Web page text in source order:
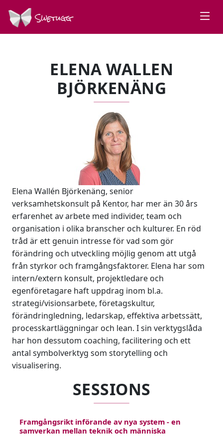
Swetugg
ELENA WALLEN
BJÖRKENÄNG
Elena Wallén Björkenäng, senior
verksamhetskonsult på Kentor, har mer än 30 års
erfarenhet av arbete med individer, team och
organisation i olika branscher och kulturer. En röd
tråd är ett genuin intresse för vad som gör
förändring och utveckling möjlig genom att utgå
från styrkor och framgångsfaktorer. Elena har som
intern/extern konsult, projektledare och
egenföretagare haft uppdrag inom bl.a.
strategi/visionsarbete, företagskultur,
förändringledning, ledarskap, effektiva arbetssätt,
processkartläggningar och lean. I sin verktygslåda
har hon dessutom coaching, facilitering och ett
antal symbolverktyg som storytelling och
visualisering.
SESSIONS
Framgångsrikt införande av nya system - en
samverkan mellan teknik och människa